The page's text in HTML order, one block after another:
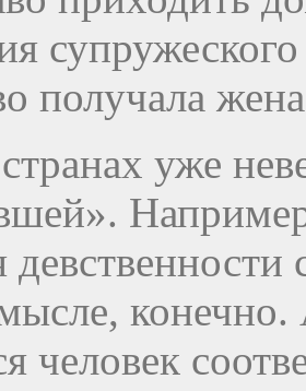
получала
уже
человек